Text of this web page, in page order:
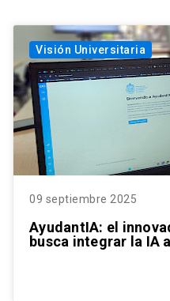
Visión Universitaria
09 septiembre 2025
AyudantIA: el
busca integrar la IA